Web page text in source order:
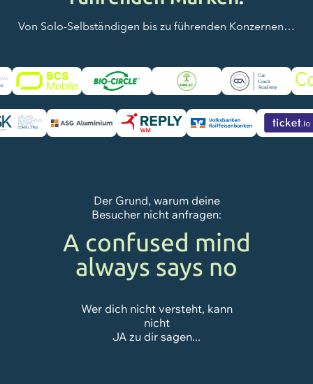
Von Solo-Selbständigen bis zu führenden Konzernen…
Der Grund, warum deine
Besucher nicht anfragen:
A confused mind
always says no
Wer dich nicht versteht, kann
nicht
JA zu dir sagen...